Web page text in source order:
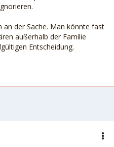
an der Sache. Man könnte fast
außerhalb der Familie
Entscheidung.